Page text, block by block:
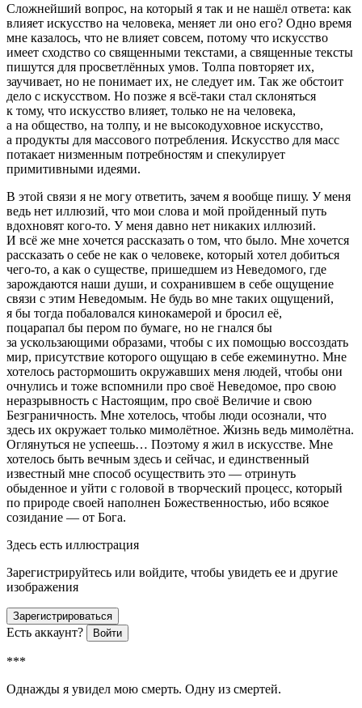
Сложнейший вопрос, на который я так и не нашёл ответа: как
влияет искусство на человека, меняет ли оно его? Одно время
мне казалось, что не влияет совсем, потому что искусство
имеет сходство со священными текстами, а священные тексты
пишутся для просветлённых умов. Толпа повторяет их,
заучивает, но не понимает их, не следует им. Так же обстоит
дело с искусством. Но позже я всё-таки стал склоняться
к тому, что искусство влияет, только не на человека,
а на общество, на толпу, и не высокодуховное искусство,
а продукты для массового потребления. Искусство для масс
потакает низменным потребностям и спекулирует
примитивными идеями.
В этой связи я не могу ответить, зачем я вообще пишу. У меня
ведь нет иллюзий, что мои слова и мой пройденный путь
вдохновят кого-то. У меня давно нет никаких иллюзий.
И всё же мне хочется рассказать о том, что было. Мне хочется
рассказать о себе не как о человеке, который хотел добиться
чего-то, а как о существе, пришедшем из Неведомого, где
зарождаются наши души, и сохранившем в себе ощущение
связи с этим Неведомым. Не будь во мне таких ощущений,
я бы тогда побаловался кинокамерой и бросил её,
поцарапал бы пером по бумаге, но не гнался бы
за ускользающими образами, чтобы с их помощью воссоздать
мир, присутствие которого ощущаю в себе ежеминутно. Мне
хотелось растормошить окружавших меня людей, чтобы они
очнулись и тоже вспомнили про своё Неведомое, про свою
неразрывность с Настоящим, про своё Величие и свою
Безграничность. Мне хотелось, чтобы люди осознали, что
здесь их окружает только мимолётное. Жизнь ведь мимолётна.
Оглянуться не успеешь… Поэтому я жил в искусстве. Мне
хотелось быть вечным здесь и сейчас, и единственный
известный мне способ осуществить это — отринуть
обыденное и уйти с головой в творческий процесс, который
по природе своей наполнен Божественностью, ибо всякое
созидание — от Бога.
Здесь есть иллюстрация
Зарегистрируйтесь или войдите, чтобы увидеть ее и другие
изображения
Зарегистрироваться
Есть аккаунт? Войти
***
Однажды я увидел мою смерть. Одну из смертей.